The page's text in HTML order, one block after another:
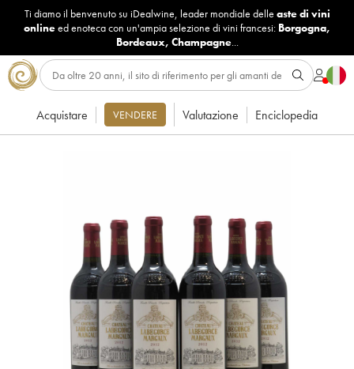
Ti diamo il benvenuto su iDealwine, leader mondiale delle aste di vini
onlineed enoteca con un'ampia selezione di vini francesi: Borgogna,
Bordeaux, Champagne...
Acquistare VENDERE Valutazione Enciclopedia